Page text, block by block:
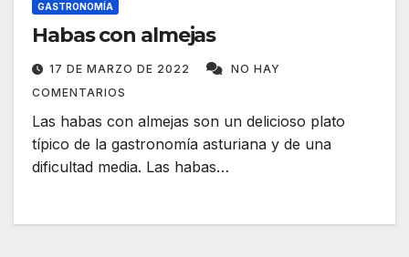
GASTRONOMÍA
Habas con almejas
17 DE MARZO DE 2022
NO HAY
COMENTARIOS
Las habas con almejas son un delicioso plato
típico de la gastronomía asturiana y de una
dificultad media. Las habas…